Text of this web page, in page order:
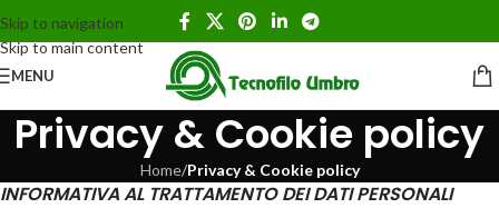
Skip to navigation
Skip to main content
MENU
Privacy & Cookie policy
Home/Privacy & Cookie policy
INFORMATIVA AL TRATTAMENTO DEI DATI PERSONALI